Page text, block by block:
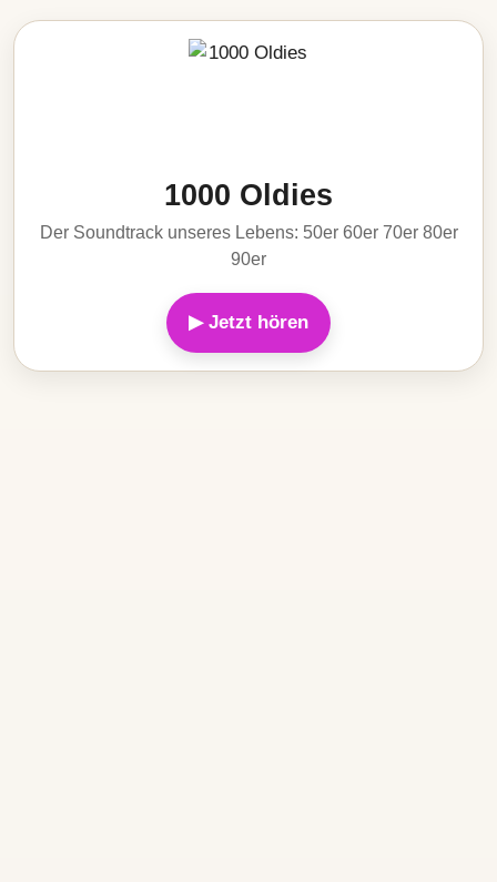
1000 Oldies
Der Soundtrack unseres Lebens: 50er 60er 70er 80er
90er
▶ Jetzt hören